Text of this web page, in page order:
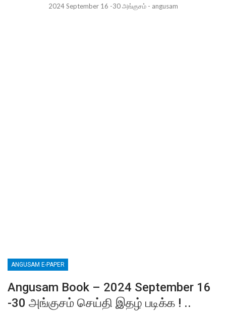
2024 September 16 -30 அங்குசம் - angusam
ANGUSAM E-PAPER
Angusam Book – 2024 September 16
-30 அங்குசம் செய்தி இதழ் படிக்க ! ..